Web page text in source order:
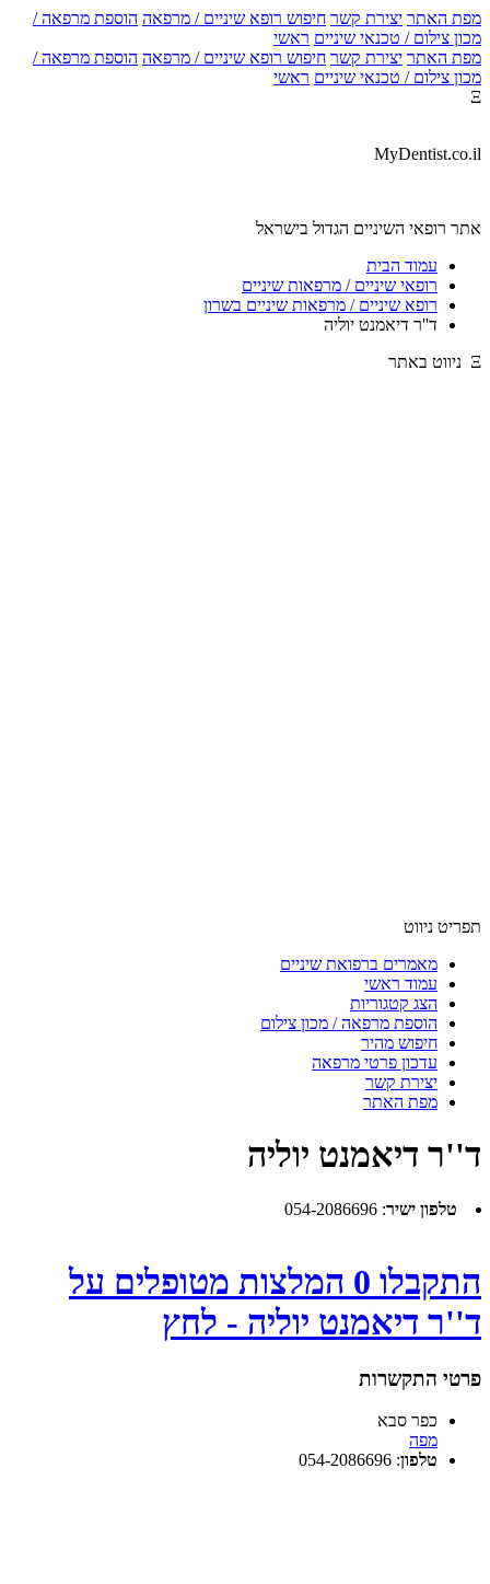
מפת האתר יצירת קשר חיפוש רופא שיניים / מרפאה הוספת מרפאה /
מכון צילום / טכנאי שיניים ראשי
מפת האתר יצירת קשר חיפוש רופא שיניים / מרפאה הוספת מרפאה /
מכון צילום / טכנאי שיניים ראשי
Ξ
MyDentist.co.il
אתר רופאי השיניים הגדול בישראל
עמוד הבית
רופאי שיניים / מרפאות שיניים
רופא שיניים / מרפאות שיניים בשרון
ד''ר דיאמנט יוליה
Ξ ניווט באתר
תפריט ניווט
מאמרים ברפואת שיניים
עמוד ראשי
הצג קטגוריות
הוספת מרפאה / מכון צילום
חיפוש מהיר
עדכון פרטי מרפאה
יצירת קשר
מפת האתר
ד''ר דיאמנט יוליה
טלפון ישיר:
054-2086696
התקבלו 0 המלצות מטופלים על
ד''ר דיאמנט יוליה - לחץ
פרטי התקשרות
כפר סבא
מפה
טלפון:
054-2086696